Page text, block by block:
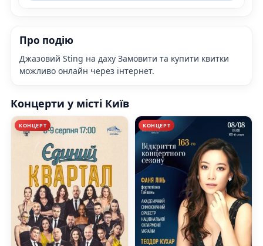
Про подію
Джазовий Sting на даху Замовити та купити квитки
можливо онлайн через інтернет.
Концерти у місті Київ
КОНЦЕРТ КОНЦЕРТ